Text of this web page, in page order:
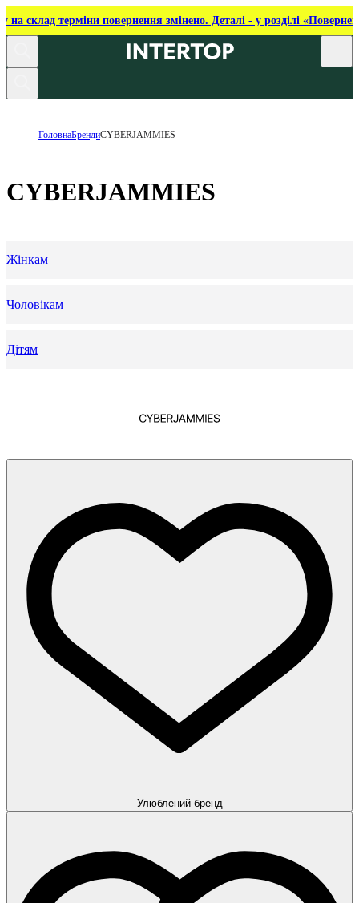
на склад терміни повернення змінено. Деталі - у розділі
ГоловнаБрендиCYBERJAMMIES
CYBERJAMMIES
Жінкам
Чоловікам
Дітям
Улюблений бренд